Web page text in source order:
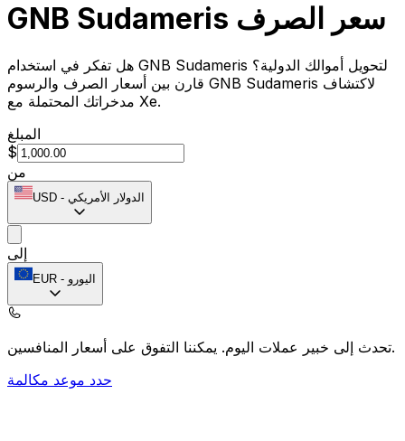
GNB Sudameris سعر الصرف
هل تفكر في استخدام GNB Sudameris لتحويل أموالك الدولية؟
قارن بين أسعار الصرف والرسوم GNB Sudameris لاكتشاف
مدخراتك المحتملة مع Xe.
المبلغ
$
من
USD - الدولار الأمريكي
إلى
EUR - اليورو
تحدث إلى خبير عملات اليوم.يمكننا التفوق على أسعار المنافسين.
حدد موعد مكالمة